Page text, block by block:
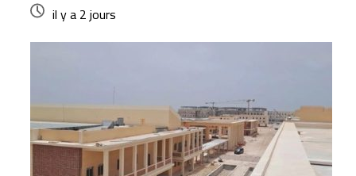
il y a 2 jours